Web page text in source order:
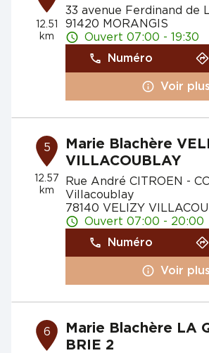
12.51
km
33 avenue Ferdinand de
91420 MORANGIS
Ouvert 07:00 - 19:30
Numéro
Voir plus
5
12.57
km
Marie Blachère
VILLACOUBLAY
Rue André CITROEN -
Villacoublay
78140 VELIZY
Ouvert 07:00 - 20:00
Numéro
Voir plus
6
Marie Blachère LA
BRIE 2